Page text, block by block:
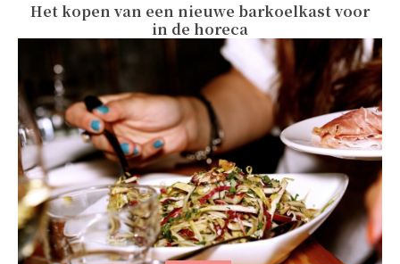
Het kopen van een nieuwe barkoelkast voor
in de horeca